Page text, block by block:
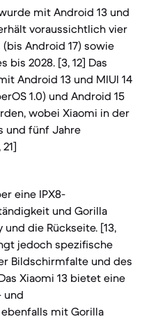
mit Android 13 und
voraussichtlich vier
Android 17) sowie
2028. [3, 12] Das
Android 13 und MIUI 14
1.0) und Android 15
wobei Xiaomi in der
und fünf Jahre
eine IPX8-
und Gorilla
die Rückseite. [13,
jedoch spezifische
Bildschirmfalte und des
Xiaomi 13 bietet eine
und
mit Gorilla